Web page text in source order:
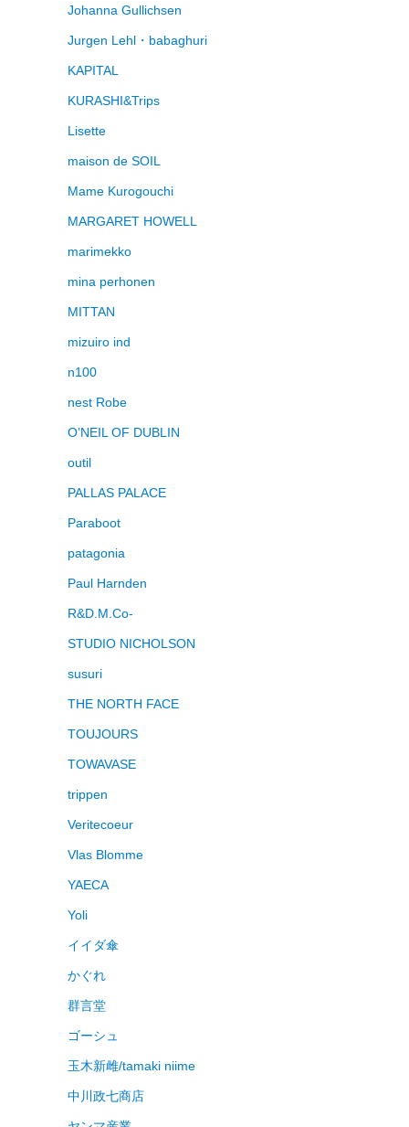
Johanna Gullichsen
Jurgen Lehl・babaghuri
KAPITAL
KURASHI&Trips
Lisette
maison de SOIL
Mame Kurogouchi
MARGARET HOWELL
marimekko
mina perhonen
MITTAN
mizuiro ind
n100
nest Robe
O’NEIL OF DUBLIN
outil
PALLAS PALACE
Paraboot
patagonia
Paul Harnden
R&D.M.Co-
STUDIO NICHOLSON
susuri
THE NORTH FACE
TOUJOURS
TOWAVASE
trippen
Veritecoeur
Vlas Blomme
YAECA
Yoli
イイダ傘
かぐれ
群言堂
ゴーシュ
玉木新雌/tamaki niime
中川政七商店